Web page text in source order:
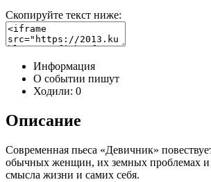
Скопируйте текст ниже:
Информация
О событии пишут
Ходили: 0
Описание
Современная пьеса «Девичник»
обычных женщин, их земных проблемах и
смысла жизни и самих себя.